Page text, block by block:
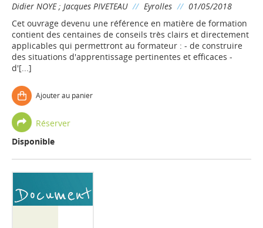
Didier NOYE; Jacques PIVETEAU // Eyrolles // 01/05/2018
Cet ouvrage devenu une référence en matière de formation
contient des centaines de conseils très clairs et directement
applicables qui permettront au formateur : - de construire
des situations d'apprentissage pertinentes et efficaces -
d'[...]
Ajouter au panier
Réserver
Disponible